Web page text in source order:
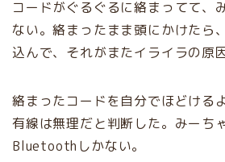
コードがぐるぐるに絡まってて、
ない。絡まったまま頭にかけたら
込んで、それがまたイライラの原
絡まったコードを自分でほどける
有線は無理だと判断した。みーち
Bluetoothしかない。